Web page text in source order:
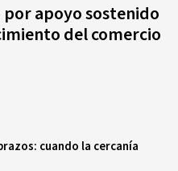
apoyo sostenido
del comercio
cuando la cercanía